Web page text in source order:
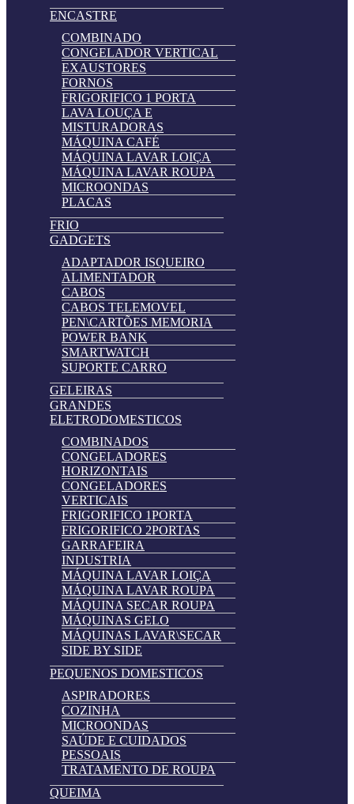
ENCASTRE
COMBINADO
CONGELADOR VERTICAL
EXAUSTORES
FORNOS
FRIGORIFICO 1 PORTA
LAVA LOUÇA E
MISTURADORAS
MÁQUINA CAFÉ
MÁQUINA LAVAR LOIÇA
MÁQUINA LAVAR ROUPA
MICROONDAS
PLACAS
FRIO
GADGETS
ADAPTADOR ISQUEIRO
ALIMENTADOR
CABOS
CABOS TELEMOVEL
PEN\CARTÕES MEMORIA
POWER BANK
SMARTWATCH
SUPORTE CARRO
GELEIRAS
GRANDES
ELETRODOMESTICOS
COMBINADOS
CONGELADORES
HORIZONTAIS
CONGELADORES
VERTICAIS
FRIGORIFICO 1PORTA
FRIGORIFICO 2PORTAS
GARRAFEIRA
INDUSTRIA
MÁQUINA LAVAR LOIÇA
MÁQUINA LAVAR ROUPA
MÁQUINA SECAR ROUPA
MÁQUINAS GELO
MÁQUINAS LAVAR\SECAR
SIDE BY SIDE
PEQUENOS DOMESTICOS
ASPIRADORES
COZINHA
MICROONDAS
SAÚDE E CUIDADOS
PESSOAIS
TRATAMENTO DE ROUPA
QUEIMA